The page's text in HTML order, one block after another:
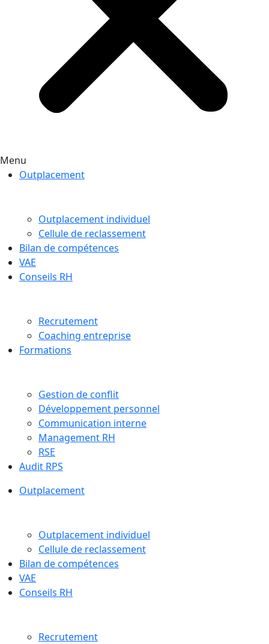
Menu
Outplacement
Outplacement individuel
Cellule de reclassement
Bilan de compétences
VAE
Conseils RH
Recrutement
Coaching entreprise
Formations
Gestion de conflit
Développement personnel
Communication interne
Management RH
RSE
Audit RPS
Outplacement
Outplacement individuel
Cellule de reclassement
Bilan de compétences
VAE
Conseils RH
Recrutement